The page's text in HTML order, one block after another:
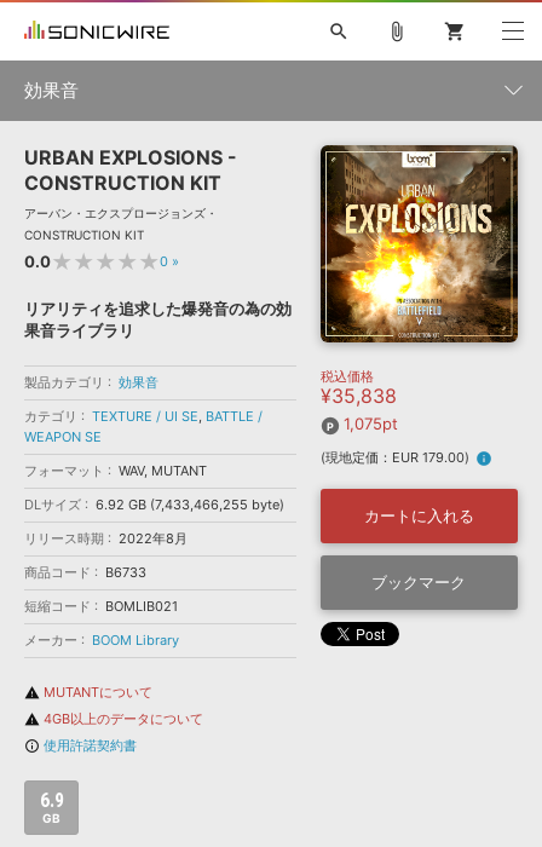
ソフト音源 »
プラグイン・エフェクト »
サンプルパック »
ソフトウェア／ツール »
DAW »
効果音 »
BGM »
キャンペーン »
特集 »
ニュースレター »
SONICWIREブログ »
DTMガイド »
FAQ »
お問い合わせ »
音楽カード
楽曲配信流通 サービス
無償のサウンド管理ソフト
APS
SLS
search
初音ミク NT 鏡音リン・レン V4X 巡音ルカ V4X
MEIKO V3
KAITO V3
VOCALOID TOONTRACK
SPITFIRE AUDIO
VIENNA
EZ DRUMMER 3
ライセンスフリーBGM
サンプルパックを試そう
ボーカル抜き出し
DUBSTEP
MUTANT
ROUTER.FM
SONOCA
ソフト音源 プラグイン・エフェクト
ソフトウェア／ツール 効果音
attach_file shopping_cart
効果音
製品一覧
カテゴリ
ランキング
シングル効果音
URBAN EXPLOSIONS -
CONSTRUCTION KIT
アーバン・エクスプロージョンズ・
CONSTRUCTION KIT
0.0★★★★★0 »
リアリティを追求した爆発音の為の効
果音ライブラリ
製品カテゴリ
効果音
カテゴリ
TEXTURE / UI SE, BATTLE /
WEAPON SE
フォーマット
WAV, MUTANT
DLサイズ
6.92 GB (7,433,466,255 byte)
リリース時期
2022年8月
商品コード
B6733
短縮コード
BOMLIB021
メーカー
BOOM Library
warning MUTANTについて
warning 4GB以上のデータについて
info_outline 使用許諾契約書
6.9
GB
税込価格
¥35,838
1,075pt
(現地定価：EUR 179.00) info
カートに入れる
ブックマーク